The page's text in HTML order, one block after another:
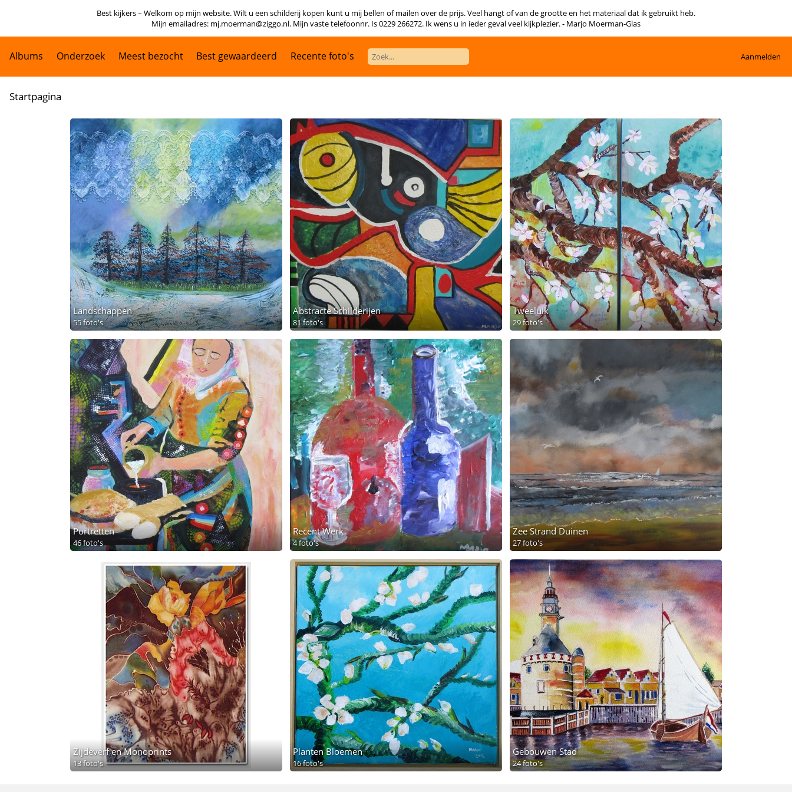
Best kijkers – Welkom op mijn website. Wilt u een schilderij kopen kunt u mij bellen of mailen over de prijs. Veel hangt of van de grootte en het materiaal dat ik gebruikt heb.
Mijn emailadres: mj.moerman@ziggo.nl. Mijn vaste telefoonnr. Is 0229 266272. Ik wens u in ieder geval veel kijkplezier. - Marjo Moerman-Glas
Albums Onderzoek Meest bezocht Best gewaardeerd Recente foto's Aanmelden
Startpagina
Landschappen
55 foto's
Abstracte Schilderijen
81 foto's
Tweeluik
29 foto's
Portretten
46 foto's
Recent Werk
4 foto's
Zee Strand Duinen
27 foto's
Zijdeverf en Monoprints
13 foto's
Planten Bloemen
16 foto's
Gebouwen Stad
24 foto's